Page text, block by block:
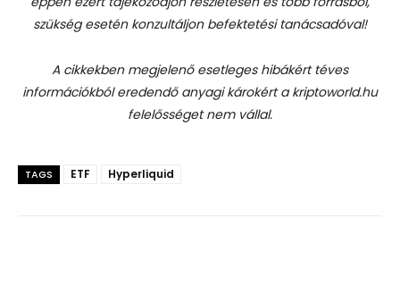
szükség esetén konzultáljon befektetési tanácsadóval!
A cikkekben megjelenő esetleges hibákért téves
információkból eredendő anyagi károkért a kriptoworld.hu
felelősséget nem vállal.
TAGS ETF Hyperliquid